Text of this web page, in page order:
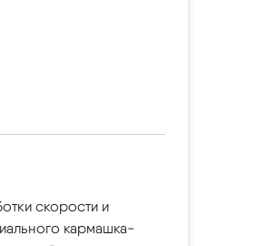
скорости и
кармашка-